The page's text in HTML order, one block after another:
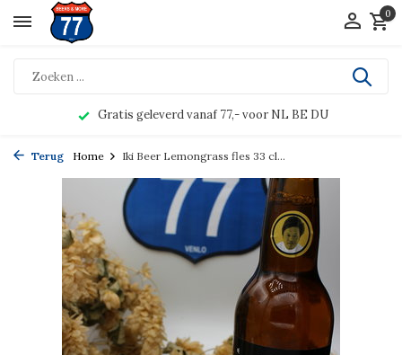
0
Gratis geleverd vanaf 77,- voor NL BE DU
Terug Home Iki Beer Lemongrass fles 33 cl...